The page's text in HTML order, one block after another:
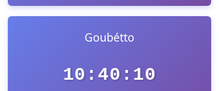
Goubétto
10:40:10